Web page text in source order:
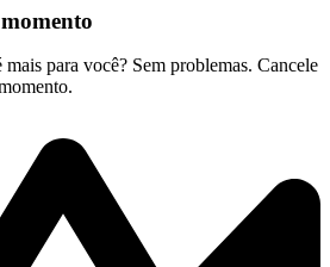
mais para você? Sem problemas. Cancele